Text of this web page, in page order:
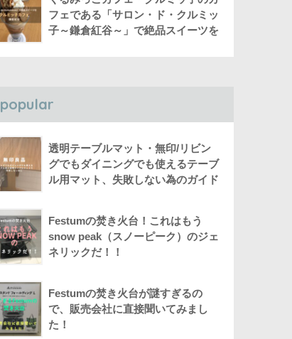
フェである「サロン・ド・クルミッ
子～鎌倉紅谷～」で絶品スイーツを
popular
透明テーブルマット・無印/リビン
グでもダイニングでも使えるテーブ
ル用マット、失敗しない為のガイド
Festumの焚き火台！これはもう
snow peak（スノーピーク）のジェ
ネリックだ！！
Festumの焚き火台が謎すぎるの
で、販売会社に直接聞いてみまし
た！